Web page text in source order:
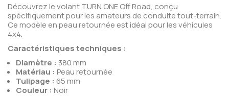
Découvrez le volant TURN ONE Off Road, conçu
spécifiquement pour les amateurs de conduite tout-terrain.
Ce modèle en peau retournée est idéal pour les véhicules
4x4.
Caractéristiques techniques :
Diamètre : 380 mm
Matériau : Peau retournée
Tulipage : 65 mm
Couleur : Noir